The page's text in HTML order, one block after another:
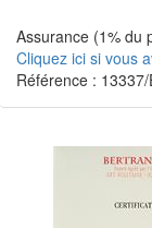
Assurance (1% du
Cliquez ici si vous
Référence :